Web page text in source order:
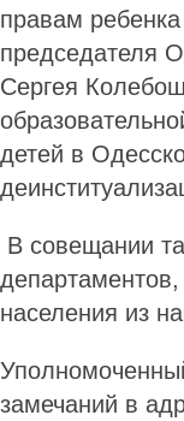
правам
председателя
Сергея
детей в
В совещании
населения из
замечаний в